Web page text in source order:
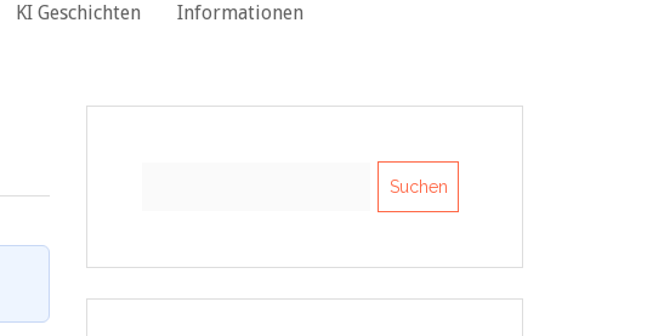
KI Geschichten Informationen